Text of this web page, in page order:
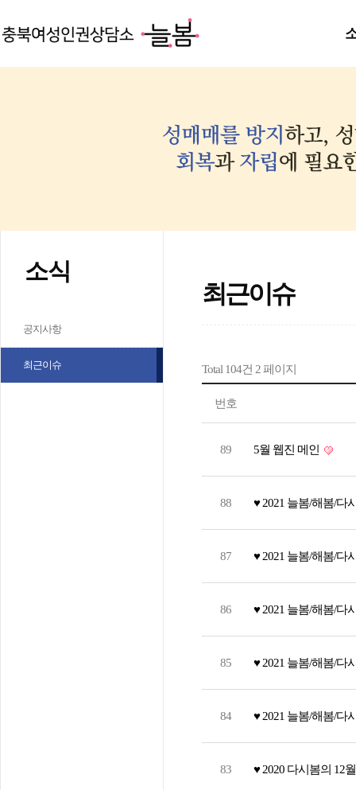
소식
공지사항
최근이슈
최근이슈
Total 104건 2 페이지
번호
89 5월 웹진 메인
88 ♥ 2021 늘봄/해봄/다
87 ♥ 2021 늘봄/해봄/다
86 ♥ 2021 늘봄/해봄/다
85 ♥ 2021 늘봄/해봄/다
84 ♥ 2021 늘봄/해봄/다
83 ♥ 2020 다시봄의 12